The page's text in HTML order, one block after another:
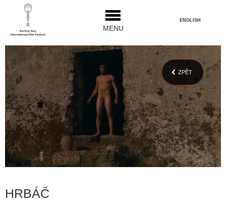
MENU
ENGLISH
ZPĚT
HRBÁČ